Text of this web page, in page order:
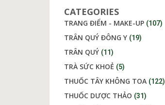
CATEGORIES
TRANG ĐIỂM - MAKE-UP (107)
TRÂN QUÝ ĐÔNG Y (19)
TRÂN QUÝ (11)
TRÀ SỨC KHOẺ (5)
THUỐC TÂY KHÔNG TOA (122)
THUỐC DƯỢC THẢO (31)